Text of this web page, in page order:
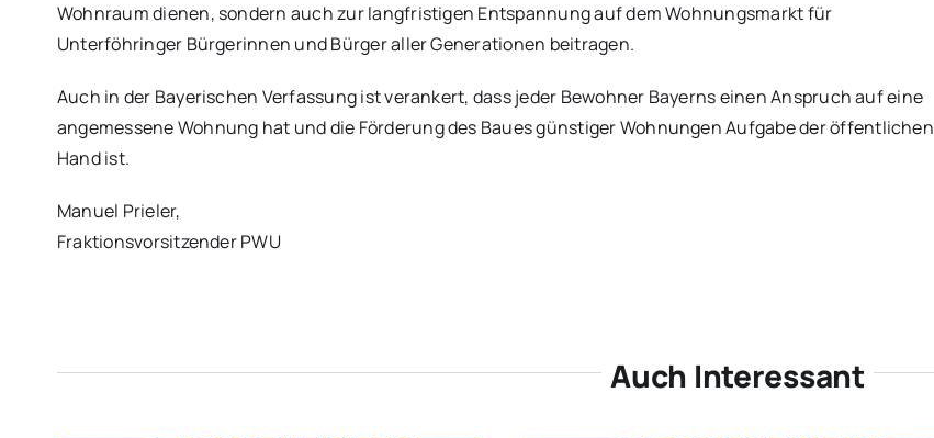
Wohnraum dienen, sondern auch zur langfristigen Entspannung auf dem Wohnungsmarkt für
Unterföhringer Bürgerinnen und Bürger aller Generationen beitragen.
Auch in der Bayerischen Verfassung ist verankert, dass jeder Bewohner Bayerns einen Anspruch auf eine
angemessene Wohnung hat und die Förderung des Baues günstiger Wohnungen Aufgabe der öffentlichen
Hand ist.
Manuel Prieler,
Fraktionsvorsitzender PWU
Auch Interessant